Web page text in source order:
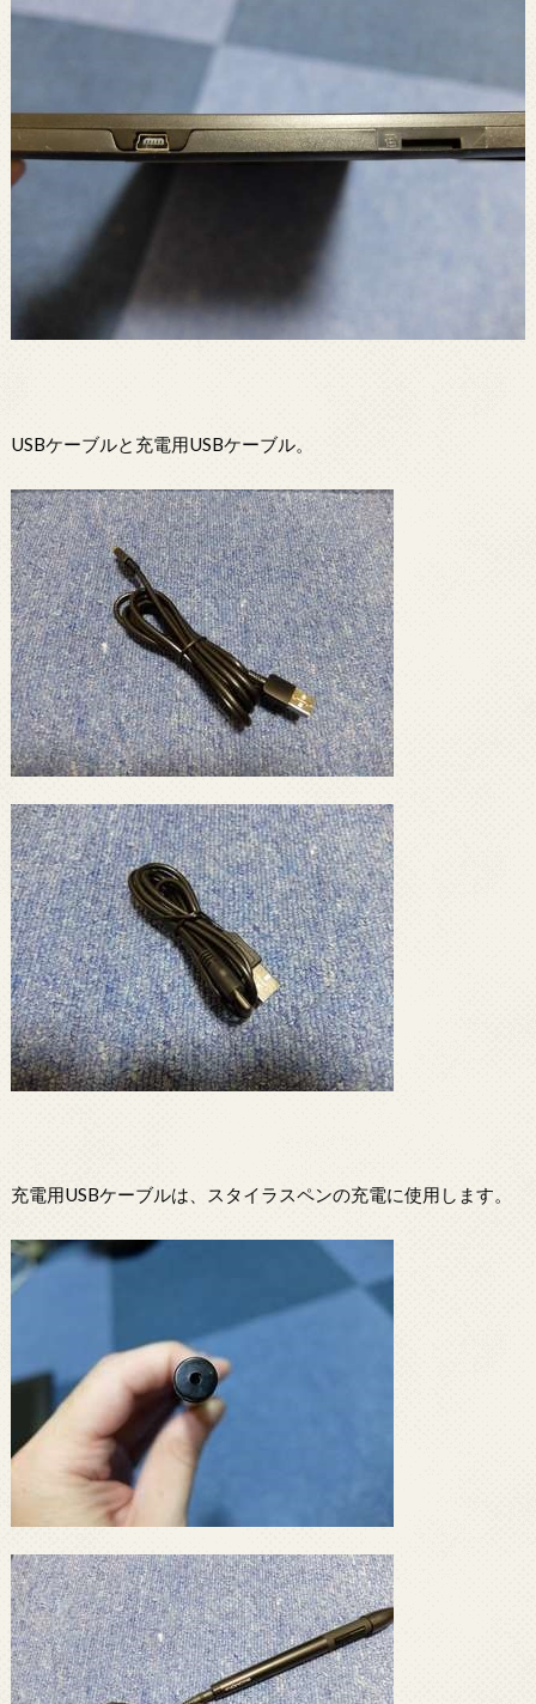
USBケーブルと充電用USBケーブル。
充電用USBケーブルは、スタイラスペンの充電に使用します。